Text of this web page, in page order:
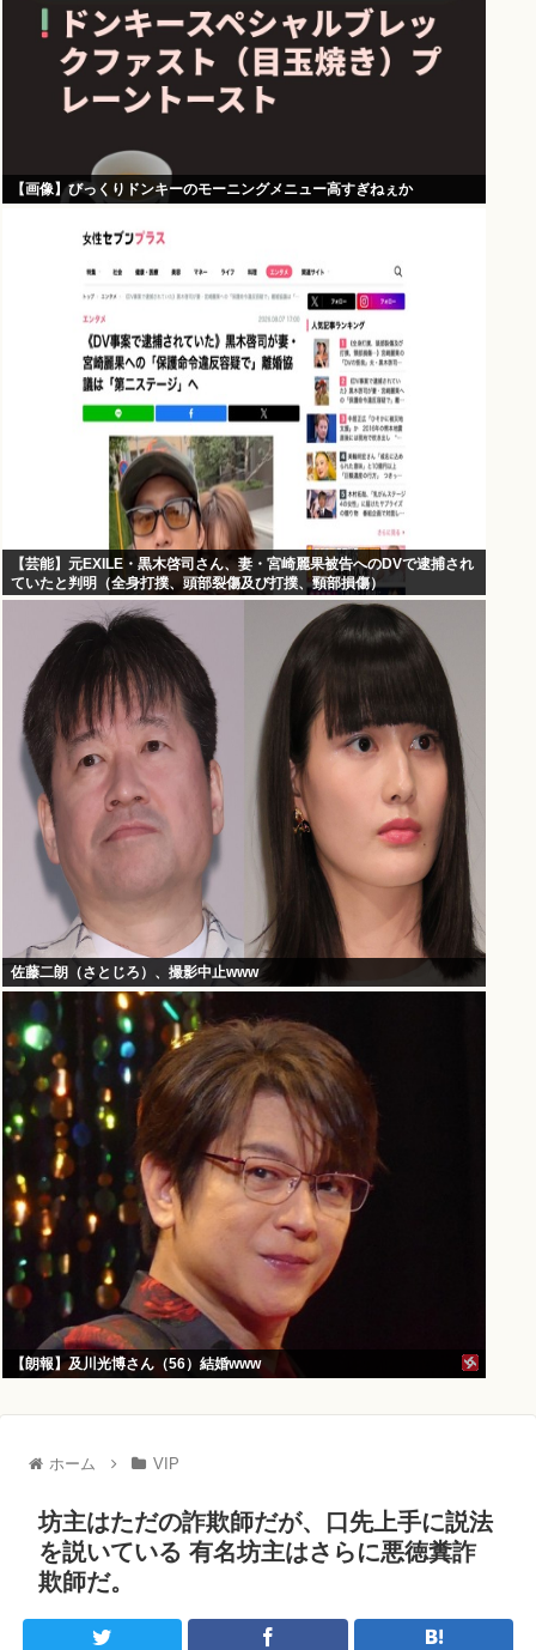
【画像】びっくりドンキーのモーニングメニュー高すぎねぇか
【芸能】元EXILE・黒木啓司さん、妻・宮崎麗果被告へのDVで逮捕され
ていたと判明（全身打撲、頭部裂傷及び打撲、頸部損傷）
佐藤二朗（さとじろ）、撮影中止www
【朗報】及川光博さん（56）結婚www
ホーム VIP
坊主はただの詐欺師だが、口先上手に説法
を説いている 有名坊主はさらに悪徳糞詐
欺師だ。